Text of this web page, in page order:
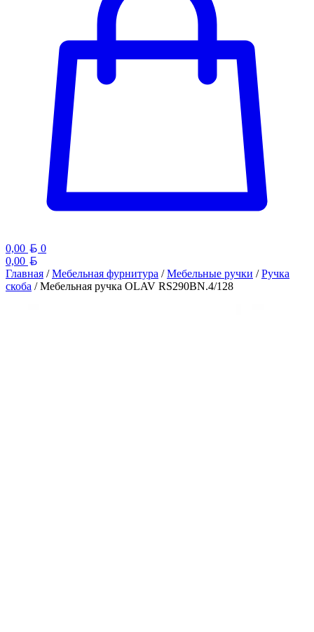
0,00 Белорусский рубль
0
0,00
Главная /Мебельная фурнитура /Мебельные ручки /Ручка
скоба / Мебельная ручка OLAV RS290BN.4/128